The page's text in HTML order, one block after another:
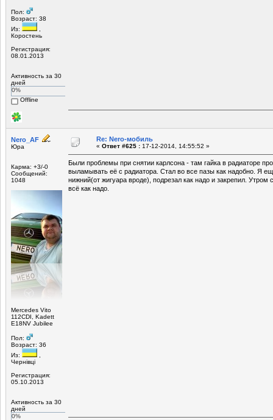
Пол:
Возраст: 38
Из:
Коростень
Регистрация:
08.01.2013
Активность за 30
дней
0%
Offline
Nero_AF
Юра
Карма: +3/-0
Сообщений:
1048
Mercedes Vito
112CDI, Kadett
E18NV Jubilee
Пол:
Возраст: 36
Из:
Чернівці
Регистрация:
05.10.2013
Активность за 30
дней
0%
Re: Nero-мобиль
« Ответ #625 : 17-12-2014, 14:55:52 »
Были проблемы при снятии карлсона - там гайка в радиаторе
выламывать её с радиатора. Стал во все пазы как надобно. Я
нижний(от жигуара вроде), подрезал как надо и закрепил.
всё как надо.